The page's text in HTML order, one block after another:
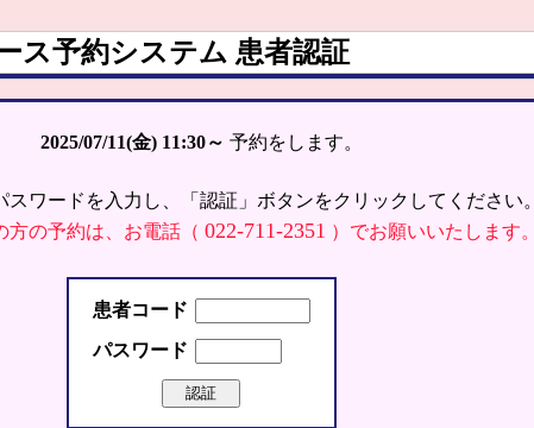
ス予約システム 患者認証
2025/07/11(金) 11:30～ 予約をします。
スワードを入力し、「認証」ボタンをクリックしてください。
方の予約は、お電話（ 022-711-2351 ）でお願いいたします。
患者コード
パスワード